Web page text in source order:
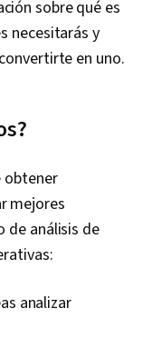
sobre qué es
necesitarás y
en uno.
obtener
mejores
de análisis de
analizar